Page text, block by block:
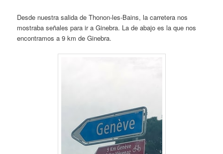
Desde nuestra salida de Thonon-les-Bains, la carretera nos
mostraba señales para ir a Ginebra. La de abajo es la que nos
encontramos a 9 km de Ginebra.